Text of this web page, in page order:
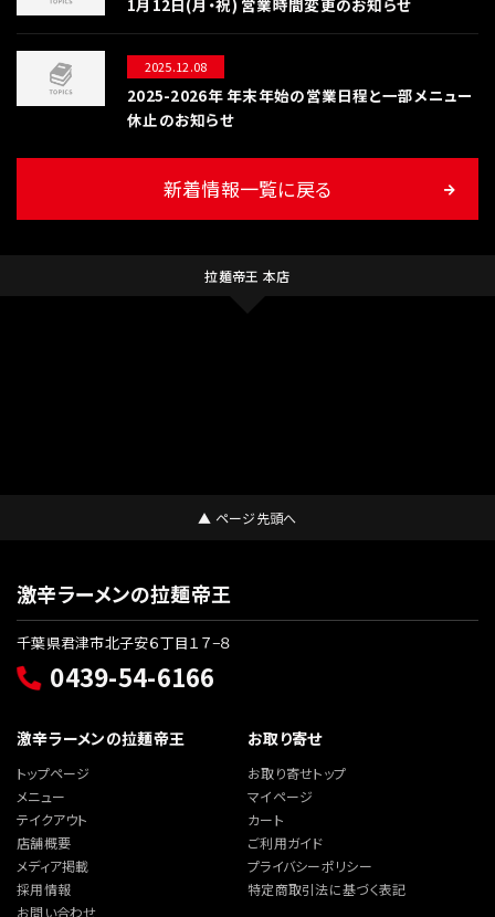
1月12日(月・祝) 営業時間変更のお知らせ
2025.12.08
2025-2026年 年末年始の営業日程と一部メニュー
休止のお知らせ
新着情報一覧に戻る
拉麺帝王 本店
▲ ページ先頭へ
激辛ラーメンの拉麺帝王
千葉県君津市北子安６丁目１７−８
0439-54-6166
激辛ラーメンの拉麺帝王
トップページ
メニュー
テイクアウト
店舗概要
メディア掲載
採用情報
お問い合わせ
お取り寄せ
お取り寄せトップ
マイページ
カート
ご利用ガイド
プライバシーポリシー
特定商取引法に基づく表記